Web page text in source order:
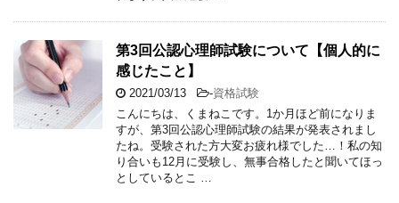
第3回公認心理師試験について【個人的に
感じたこと】
2021/03/13 -資格試験
こんにちは、くまねこです。1か月ほど前になりま
すが、第3回公認心理師試験の結果が発表されまし
たね。受験された方大変お疲れ様でした…！私の知
り合いも12月に受験し、無事合格したと聞いてほっ
としているとこ …